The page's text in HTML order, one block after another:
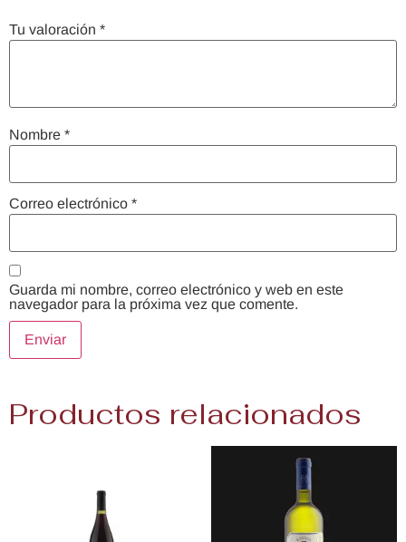
Tu valoración *
Nombre *
Correo electrónico *
Guarda mi nombre, correo electrónico y web en este
navegador para la próxima vez que comente.
Productos relacionados